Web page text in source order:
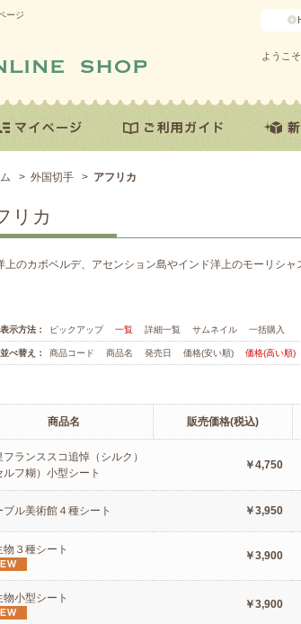
ージ
ようこそ
> 外国切手 > アフリカ
リカ
上のカボベルデ、アセンション島やインド洋上のモーリシ
表示方法： ピックアップ 一覧 詳細一覧 サムネイル 一括購入
並べ替え： 商品コード 商品名 発売日 価格(安い順) 価格(高い順)
商品名 販売価格(税込)
フランススコ追悼（シルク）
ルフ糊）小型シート
￥4,750
ブル美術館４種シート ￥3,950
物３種シート ￥3,900
物小型シート ￥3,900